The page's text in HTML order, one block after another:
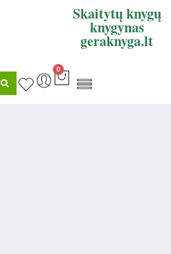
Skaitytų knygų
knygynas
geraknyga.lt
0